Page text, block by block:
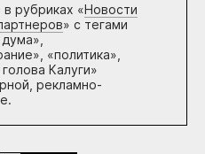
рубриках «Новости
» с тегами
«политика»,
Калуги»
рекламно-